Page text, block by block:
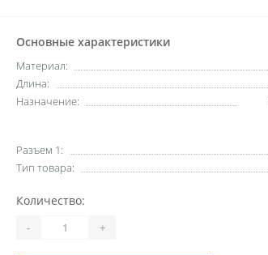
Основные характеристики
Материал:
Длина:
Назначение:
Разъем 1:
Тип товара:
Количество:
- +